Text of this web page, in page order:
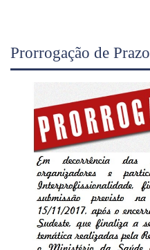
Prorrogação de Prazo